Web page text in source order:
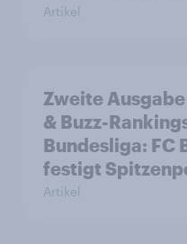
Artikel
Zweite
& Buzz-
Bundesliga: FC
festigt
Artikel